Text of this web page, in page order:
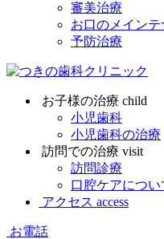
審美治療
お口のメインテ
予防治療
お子様の治療 child
小児歯科
小児歯科の治療
訪問での治療 visit
訪問診療
口腔ケアについ
アクセス access
お電話